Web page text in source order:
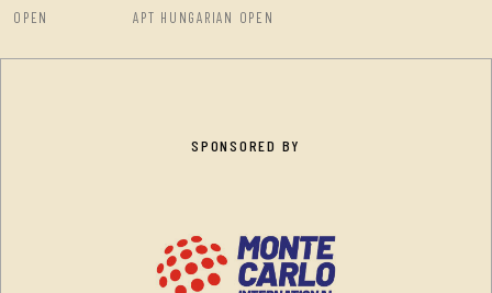
OPEN APT HUNGARIAN OPEN
SPONSORED BY